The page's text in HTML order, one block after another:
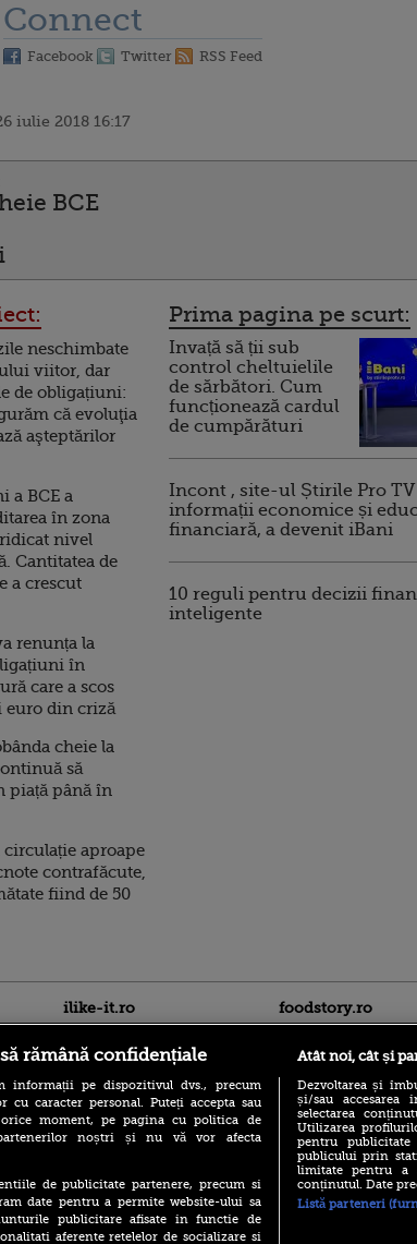
Connect
Facebook Twitter RSS Feed
26 iulie 2018 16:17
BCE
neschimbate
viitor, dar
de obligațiuni:
că evoluţia
aşteptărilor
a BCE a
în zona
nivel
Cantitatea de
a crescut
renunța la
în
care a scos
euro din criză
cheie la
să
piață până în
circulație aproape
contrafăcute,
fiind de 50
Prima pagina pe scurt:
Invață să ții sub
control cheltuielile
de sărbători. Cum
funcționează cardul
de cumpărături
Incont , site-ul Știrile Pro TV
informații economice și
financiară, a devenit iBani
10 reguli pentru decizii
inteligente
ilike-it.ro foodstory.ro
(P) Descoperă Lumea
Evenimentelor din
cu Transilvania
rămână confidențiale
informații pe dispozitivul dvs., precum
caracter personal. Puteți accepta sau
moment, pe pagina cu politica de
noștri și nu vă vor afecta
de publicitate partenere, precum si
date pentru a permite website-ului sa
publicitare afisate in functie de
aferente retelelor de socializare si
Atât noi, cât și
Dezvoltarea și
și/sau
selectarea
Utilizarea
pentru publicitate
publicului prin
limitate pentru a
conținutul. Date
Listă parteneri